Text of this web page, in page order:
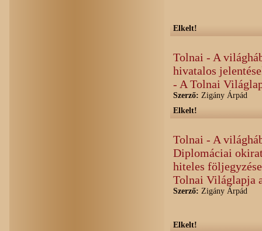
Elkelt!
Tolnai - A
hivatalos
- A Tolnai
Szerző: Zigány Árpád
Elkelt!
Tolnai - A
Diplomáciai
hiteles
Tolnai Világlapja
Szerző: Zigány Árpád
Elkelt!